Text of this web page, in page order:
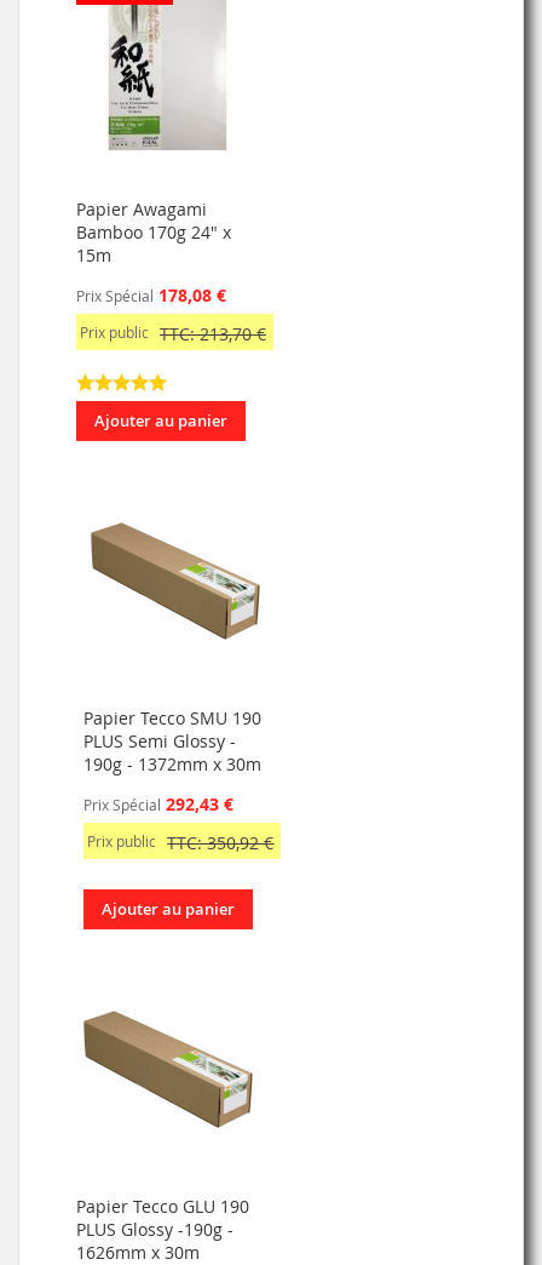
Papier Awagami
Bamboo 170g 24" x
15m
Prix Spécial 178,08 €
Prix public TTC: 213,70 €
Ajouter au panier
Papier Tecco SMU 190
PLUS Semi Glossy -
190g - 1372mm x 30m
Prix Spécial 292,43 €
Prix public TTC: 350,92 €
Ajouter au panier
Papier Tecco GLU 190
PLUS Glossy -190g -
1626mm x 30m